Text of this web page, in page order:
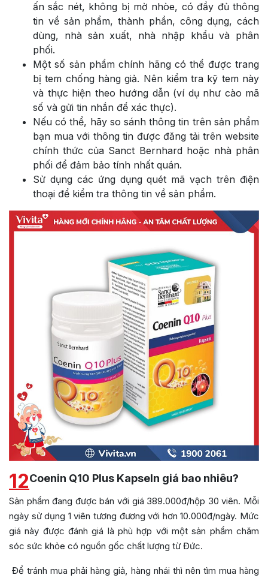
ấn sắc nét, không bị mờ nhòe, có đầy đủ thông
tin về sản phẩm, thành phần, công dụng, cách
dùng, nhà sản xuất, nhà nhập khẩu và phân
phối.
Một số sản phẩm chính hãng có thể được trang
bị tem chống hàng giả. Nên kiểm tra kỹ tem này
và thực hiện theo hướng dẫn (ví dụ như cào mã
số và gửi tin nhắn để xác thực).
Nếu có thể, hãy so sánh thông tin trên sản phẩm
bạn mua với thông tin được đăng tải trên website
chính thức của Sanct Bernhard hoặc nhà phân
phối để đảm bảo tính nhất quán.
Sử dụng các ứng dụng quét mã vạch trên điện
thoại để kiểm tra thông tin về sản phẩm.
12Coenin Q10 Plus Kapseln giá bao nhiêu?
Sản phẩm đang được bán với giá 389.000đ/hộp 30 viên. Mỗi
ngày sử dụng 1 viên tương đương với hơn 10.000đ/ngày. Mức
giá này được đánh giá là phù hợp với một sản phẩm chăm
sóc sức khỏe có nguồn gốc chất lượng từ Đức.
Để tránh mua phải hàng giả, hàng nhái thì nên tìm mua hàng